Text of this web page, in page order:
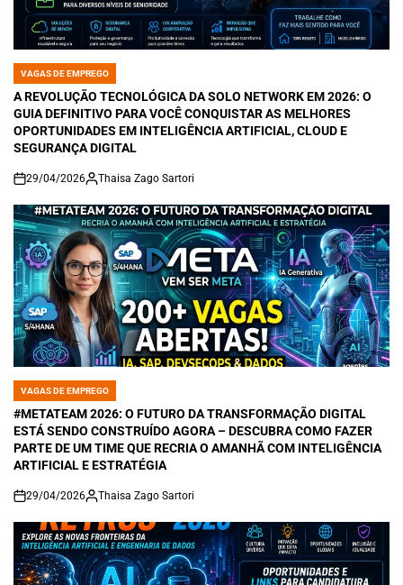
POSTED
IN
VAGAS DE EMPREGO
A REVOLUÇÃO TECNOLÓGICA DA SOLO NETWORK EM 2026: O
GUIA DEFINITIVO PARA VOCÊ CONQUISTAR AS MELHORES
OPORTUNIDADES EM INTELIGÊNCIA ARTIFICIAL, CLOUD E
SEGURANÇA DIGITAL
on
29/04/2026 Thaisa Zago Sartori
POSTED
IN
VAGAS DE EMPREGO
#METATEAM 2026: O FUTURO DA TRANSFORMAÇÃO DIGITAL
ESTÁ SENDO CONSTRUÍDO AGORA – DESCUBRA COMO FAZER
PARTE DE UM TIME QUE RECRIA O AMANHÃ COM INTELIGÊNCIA
ARTIFICIAL E ESTRATÉGIA
on
29/04/2026 Thaisa Zago Sartori